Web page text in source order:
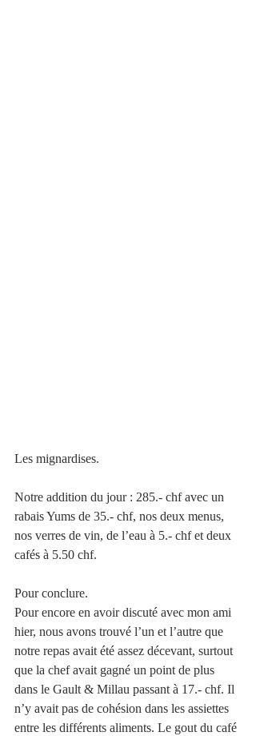
Les mignardises.
Notre addition du jour : 285.- chf avec un
rabais Yums de 35.- chf, nos deux menus,
nos verres de vin, de l’eau à 5.- chf et deux
cafés à 5.50 chf.
Pour conclure.
Pour encore en avoir discuté avec mon ami
hier, nous avons trouvé l’un et l’autre que
notre repas avait été assez décevant, surtout
que la chef avait gagné un point de plus
dans le Gault & Millau passant à 17.- chf. Il
n’y avait pas de cohésion dans les assiettes
entre les différents aliments. Le gout du café